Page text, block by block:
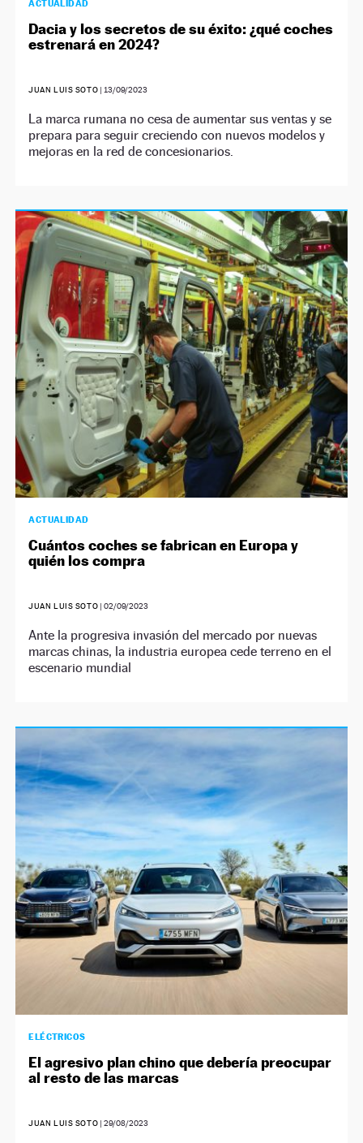
ACTUALIDAD
Dacia y los secretos de su éxito: ¿qué coches
estrenará en 2024?
JUAN LUIS SOTO | 13/09/2023
La marca rumana no cesa de aumentar sus ventas y se
prepara para seguir creciendo con nuevos modelos y
mejoras en la red de concesionarios.
ACTUALIDAD
Cuántos coches se fabrican en Europa y
quién los compra
JUAN LUIS SOTO |02/09/2023
Ante la progresiva invasión del mercado por nuevas
marcas chinas, la industria europea cede terreno en el
escenario mundial
ELÉCTRICOS
El agresivo plan chino que debería preocupar
al resto de las marcas
JUAN LUIS SOTO |29/08/2023